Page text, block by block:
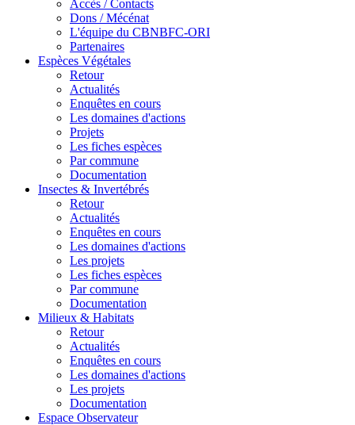
Accès / Contacts
Dons / Mécénat
L'équipe du CBNBFC-ORI
Partenaires
Espèces Végétales
Retour
Actualités
Enquêtes en cours
Les domaines d'actions
Projets
Les fiches espèces
Par commune
Documentation
Insectes & Invertébrés
Retour
Actualités
Enquêtes en cours
Les domaines d'actions
Les projets
Les fiches espèces
Par commune
Documentation
Milieux & Habitats
Retour
Actualités
Enquêtes en cours
Les domaines d'actions
Les projets
Documentation
Espace Observateur